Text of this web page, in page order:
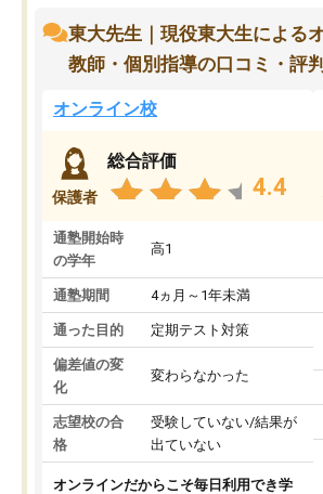
東大先生｜現役東大生による
教師・個別指導の口コミ・評判
オンライン校
保護者
総合評価
4.4
通塾開始時
の学年
高1
通塾期間 4ヵ月～1年未満
通った目的 定期テスト対策
偏差値の変
化
変わらなかった
志望校の合
格
受験していない/結果が
出ていない
オンラインだからこそ毎日利用でき学